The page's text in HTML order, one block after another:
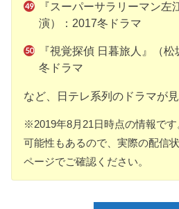
『スーパーサラリーマン左
演）：2017冬ドラマ
『視覚探偵 日暮旅人』（
冬ドラマ
など、日テレ系列のドラマが見
※2019年8月21日時点の情報で
可能性もあるので、実際の配信
ページでご確認ください。